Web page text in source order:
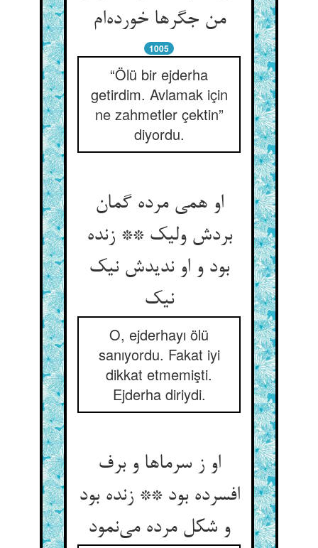
من جگرها خورده‌ام
1005
“Ölü bir ejderha
getirdim. Avlamak için
ne zahmetler çektin”
diyordu.
او همی مرده گمان
بردش ولیک ** زنده
بود و او ندیدش نیک
نیک
O, ejderhayı ölü
sanıyordu. Fakat iyi
dikkat etmemişti.
Ejderha diriydi.
او ز سرماها و برف
افسرده بود ** زنده بود
و شکل مرده می‌نمود